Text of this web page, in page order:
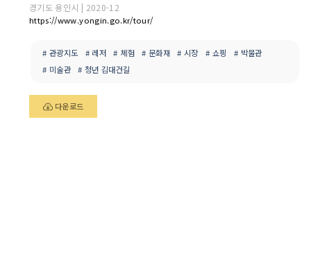
경기도용인시 | 2020-12
https://www.yongin.go.kr/tour/
# 관광지도 # 레저 # 체험 # 문화재 # 시장 # 쇼핑
# 박물관
# 미술관
# 청년 김대건길
다운로드